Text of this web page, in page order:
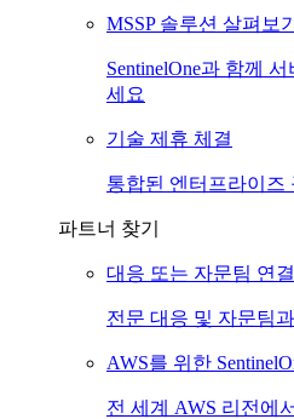
MSSP 솔루션 살펴보기
SentinelOne과 함께
세요
기술 제휴 체결
통합된 엔터프라이즈
파트너 찾기
대응 또는 자문팀 연결
전문 대응 및 자문팀
AWS를 위한
전 세계 AWS 리전에